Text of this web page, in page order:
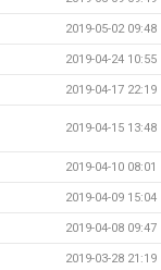
2019-05-02 09:48
2019-04-24 10:55
2019-04-17 22:19
2019-04-15 13:48
2019-04-10 08:01
2019-04-09 15:04
2019-04-08 09:47
2019-03-28 21:19